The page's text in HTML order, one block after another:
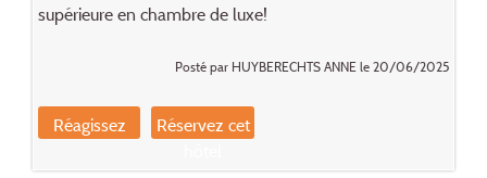
supérieure en chambre de luxe!
Posté par HUYBERECHTS ANNE le 20/06/2025
Réagissez
Réservez cet